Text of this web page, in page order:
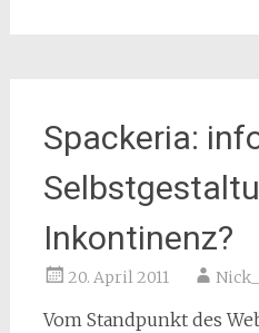
Spackeria:
Inkontinenz?
20. April 2011
Vom Standpunkt des